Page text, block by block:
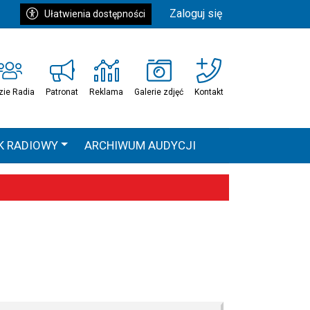
Ułatwienia dostępności Zaloguj się
Radia Patronat Reklama Galerie zdjęć Kontakt
RADIOWY ARCHIWUM AUDYCJI
HEAVEN TOUR